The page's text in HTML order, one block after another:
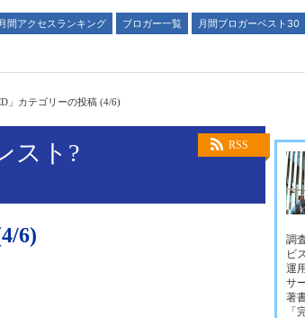
月間アクセスランキング ブロガー一覧
月間ブロガーベスト30
」カテゴリーの投稿 (4/6)
RSS
スト?
6)
調
ビ
運
サ
著
「